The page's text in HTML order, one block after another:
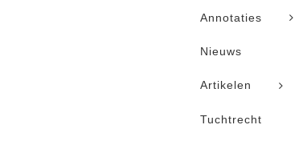
Annotaties
Nieuws
Artikelen
Tuchtrecht